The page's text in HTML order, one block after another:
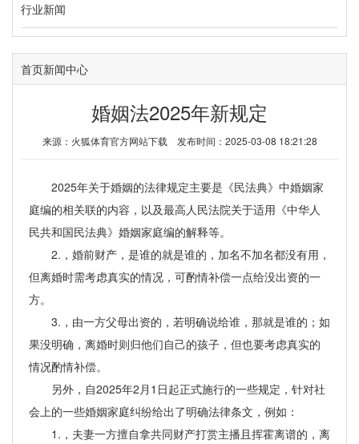
行业新闻
首页新闻中心
婚姻法2025年新规定
来源： 火狐体育官方网站下载 发布时间：2025-03-08 18:21:28
2025年关于婚姻的法律规定主要是《民法典》中婚姻家
庭编的相关联的内容，以及最高人民法院关于适用《中华人
民共和国民法典》婚姻家庭编的解释等。
2.，婚前财产，是谁的就是谁的，加名不加名都没有用，
但离婚时需考虑真实的情况，可酌情补偿一点给没出资的一
方。
3.，由一方父母出资的，若明确说给谁，那就是谁的；如
果没明确，离婚时则归他们自己的孩子，但也要考虑真实的
情况酌情补偿。
另外，自2025年2月1日起正式施行的一些规定，针对社
会上的一些婚姻家庭纠纷给出了明确法律条文，例如：
1.，夫妻一方擅自拿共同财产打赏主播且挥霍离谱的，离